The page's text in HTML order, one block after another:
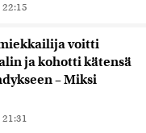
voitti
ja kohotti kätensä
– Miksi